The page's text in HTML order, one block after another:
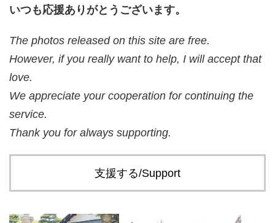
いつも応援ありがとうございます。
The photos released on this site are free.
However, if you really want to help, I will accept that
love.
We appreciate your cooperation for continuing the
service.
Thank you for always supporting.
支援する/Support